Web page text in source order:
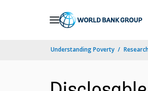
Understanding Poverty